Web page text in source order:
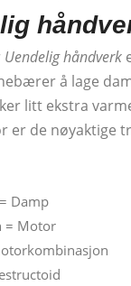
Uendelig håndverk
å lage
litt ekstra
er de nøyaktige
Damp
= Motor